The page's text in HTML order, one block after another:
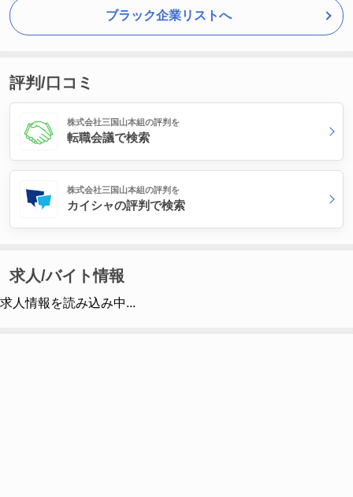
ブラック企業リストへ
評判/口コミ
株式会社三国山本組の評判を
転職会議で検索
株式会社三国山本組の評判を
カイシャの評判で検索
求人/バイト情報
求人情報を読み込み中...